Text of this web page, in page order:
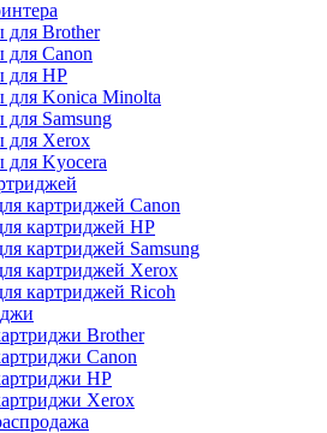
для Brother
для Canon
для HP
для Konica Minolta
для Samsung
для Xerox
для Kyocera
картриджей Canon
картриджей HP
картриджей Samsung
картриджей Xerox
картриджей Ricoh
Brother
Canon
HP
Xerox